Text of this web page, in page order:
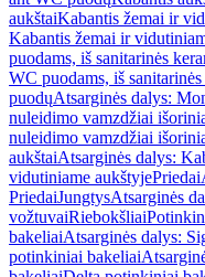
aukštaiKabantis žemai ir
Kabantis žemai ir
puodams, iš sanitarinės
WC puodams, iš
puodųAtsarginės dalys:
nuleidimo vamzdžiai
nuleidimo vamzdžiai
aukštaiAtsarginės dalys:
vidutiniame aukštyjePriedai
PriedaiJungtysAtsarginės
vožtuvaiRiebokšliai
bakeliaiAtsarginės dalys:
potinkiniai bakeliai